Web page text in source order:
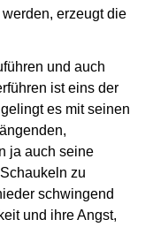
erzeugt die
und auch
ist eins der
es mit seinen
ja auch seine
zu
schwingend
und ihre Angst,